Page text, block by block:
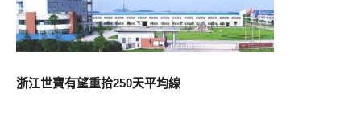
浙江世寶有望重拾250天平均線